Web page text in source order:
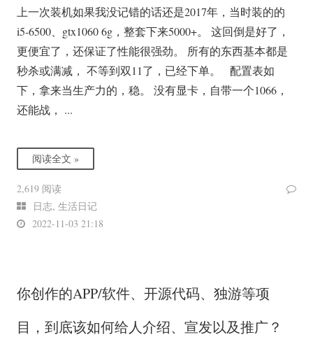
上一次装机如果我没记错的话还是2017年，当时装的的
i5-6500、gtx1060 6g，整套下来5000+。 这回倒是好了，
更便宜了，还保证了性能很强劲。 所有的东西基本都是
秒杀或满减， 不等到双11了，已经下单。 配置表如
下，拿来当生产力的，稳。 没有显卡，自带一个1066，
还能战， ...
阅读全文 »
2,619 阅读
日志, 生活日记
2022-11-03 21:18
你创作的APP/软件、开源代码、独游等项
目，到底该如何给人介绍、宣发以及推广？